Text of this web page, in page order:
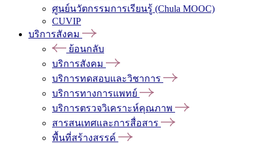
ศูนย์นวัตกรรมการเรียนรู้ (Chula MOOC)
CUVIP
บริการสังคม
ย้อนกลับ
บริการสังคม
บริการทดสอบและวิชาการ
บริการทางการแพทย์
บริการตรวจวิเคราะห์คุณภาพ
สารสนเทศและการสื่อสาร
พื้นที่สร้างสรรค์